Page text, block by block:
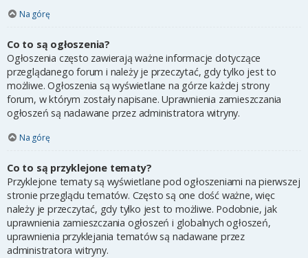
Na górę
Co to są ogłoszenia?
Ogłoszenia często zawierają ważne informacje dotyczące
przeglądanego forum i należy je przeczytać, gdy tylko jest to
możliwe. Ogłoszenia są wyświetlane na górze każdej strony
forum, w którym zostały napisane. Uprawnienia zamieszczania
ogłoszeń są nadawane przez administratora witryny.
Na górę
Co to są przyklejone tematy?
Przyklejone tematy są wyświetlane pod ogłoszeniami na pierwszej
stronie przeglądu tematów. Często są one dość ważne, więc
należy je przeczytać, gdy tylko jest to możliwe. Podobnie, jak
uprawnienia zamieszczania ogłoszeń i globalnych ogłoszeń,
uprawnienia przyklejania tematów są nadawane przez
administratora witryny.